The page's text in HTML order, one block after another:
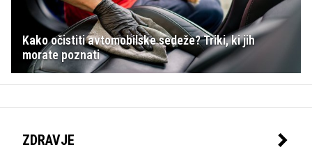
Kako očistiti avtomobilske sedeže? Triki, ki jih
morate poznati
ZDRAVJE